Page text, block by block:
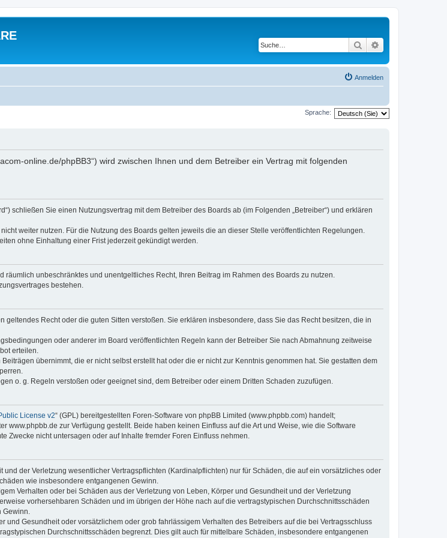
Suche
Anmelden
Sprache:
online.de/phpBB3“) wird zwischen Ihnen und dem Betreiber ein Vertrag mit folgenden
schließen Sie einen Nutzungsvertrag mit dem Betreiber des Boards ab (im Folgenden „Betreiber“) und erklären
weiter nutzen. Für die Nutzung des Boards gelten jeweils die an dieser Stelle veröffentlichten Regelungen.
ohne Einhaltung einer Frist jederzeit gekündigt werden.
unbeschränktes und unentgeltliches Recht, Ihren Beitrag im Rahmen des Boards zu nutzen.
bestehen.
Recht oder die guten Sitten verstoßen. Sie erklären insbesondere, dass Sie das Recht besitzen, die in
oder anderer im Board veröffentlichten Regeln kann der Betreiber Sie nach Abmahnung zeitweise
erteilen.
übernimmt, die er nicht selbst erstellt hat oder die er nicht zur Kenntnis genommen hat. Sie gestatten dem
o. g. Regeln verstoßen oder geeignet sind, dem Betreiber oder einem Dritten Schaden zuzufügen.
License v2“ (GPL) bereitgestellten Foren-Software von phpBB Limited (www.phpbb.com) handelt;
zur Verfügung gestellt. Beide haben keinen Einfluss auf die Art und Weise, wie die Software
Zwecke nicht untersagen oder auf Inhalte fremder Foren Einfluss nehmen.
der Verletzung wesentlicher Vertragspflichten (Kardinalpflichten) nur für Schäden, die auf ein vorsätzliches oder
wie insbesondere entgangenen Gewinn.
Verhalten oder bei Schäden aus der Verletzung von Leben, Körper und Gesundheit und der Verletzung
vorhersehbaren Schäden und im übrigen der Höhe nach auf die vertragstypischen Durchschnittsschäden
Gesundheit oder vorsätzlichem oder grob fahrlässigem Verhalten des Betreibers auf die bei Vertragsschluss
Durchschnittsschäden begrenzt. Dies gilt auch für mittelbare Schäden, insbesondere entgangenen